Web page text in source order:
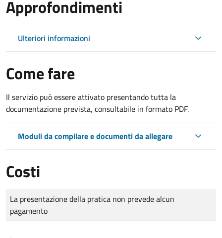
Approfondimenti
Ulteriori informazioni
Come fare
Il servizio può essere attivato presentando tutta la
documentazione prevista, consultabile in formato PDF.
Moduli da compilare e documenti da allegare
Costi
Tipo di pagamento
Importo
La presentazione della pratica non prevede alcun
pagamento